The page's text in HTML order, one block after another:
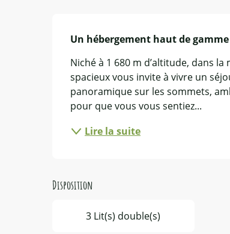
Un hébergement haut de
Niché à 1 680 m d’altitude, dans
spacieux vous invite à vivre un
panoramique sur les sommets,
pour que vous vous sentiez...
Lire la suite
Disposition
3 Lit(s) double(s)